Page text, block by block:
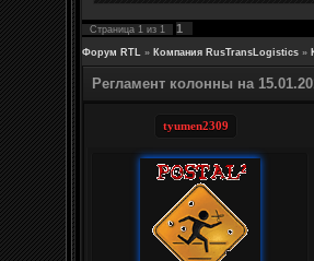
Страница 1 из 1 1
Форум RTL » Компания RusTransLogistics »
Регламент колонны на
tyumen2309